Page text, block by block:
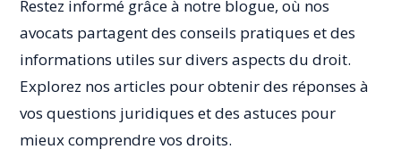
Restez informé grâce à notre blogue, où nos
avocats partagent des conseils pratiques et des
informations utiles sur divers aspects du droit.
Explorez nos articles pour obtenir des réponses à
vos questions juridiques et des astuces pour
mieux comprendre vos droits.